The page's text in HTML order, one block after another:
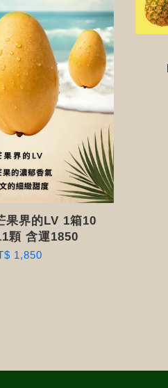
果界的LV 1箱10
顆 含運1850
1,850